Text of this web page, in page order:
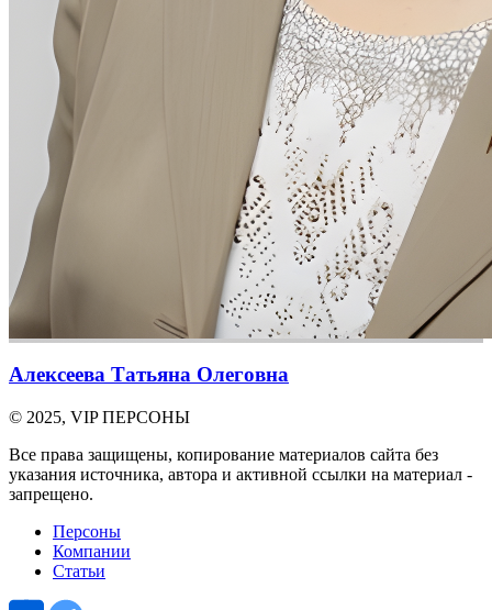
Алексеева Татьяна Олеговна
© 2025, VIP ПЕРСОНЫ
Все права защищены, копирование материалов сайта без
указания источника, автора и активной ссылки на материал -
запрещено.
Персоны
Компании
Статьи